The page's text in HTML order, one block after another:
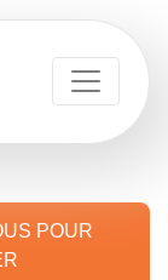
POUR